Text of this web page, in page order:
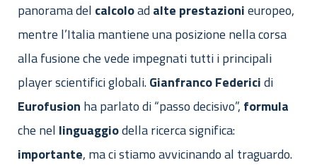
panorama del calcoload alte prestazionieuropeo,
mentre l’Italia mantiene una posizione nella corsa
alla fusione che vede impegnati tutti i principali
player scientifici globali.GianfrancoFedericidi
Eurofusion ha parlato di “passo decisivo”, formula
che nel linguaggiodella ricerca significa:
importante, ma ci stiamo avvicinando al traguardo.